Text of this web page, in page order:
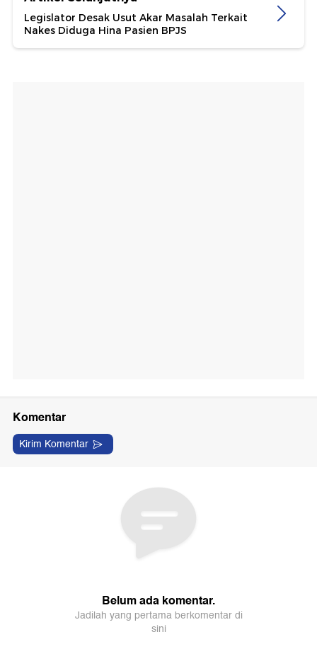
Legislator Desak Usut Akar Masalah Terkait
Nakes Diduga Hina Pasien BPJS